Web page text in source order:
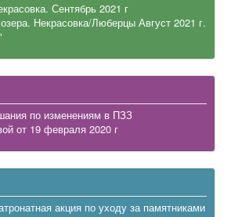
Сентябрь 2021 г
Некрасовка/Люберцы Август 2021 г.
по изменениям в ПЗЗ
от 19 февраля 2020 г
акция по уходу за памятниками